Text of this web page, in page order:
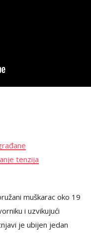
tenzija
muškarac oko 19
i uzvikujući
je ubijen jedan